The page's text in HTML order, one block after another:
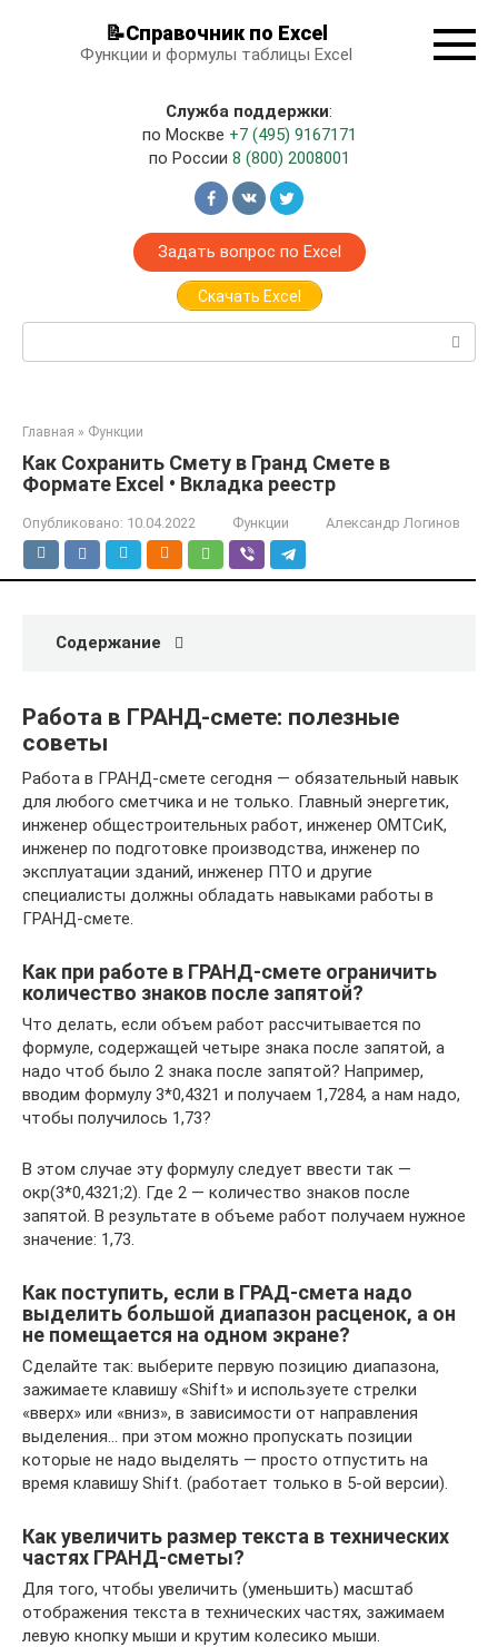
📝Справочник по Excel
Функции и формулы таблицы Excel
Служба поддержки:
по Москве +7 (495) 9167171
по России 8 (800) 2008001
Задать вопрос по Excel
Скачать Excel
Поиск:
Главная » Функции
Как Сохранить Смету в Гранд Смете в
Формате Excel • Вкладка реестр
Опубликовано: 10.04.2022 Функции Александр Логинов
Содержание
Работа в ГРАНД-смете: полезные
советы
Работа в ГРАНД-смете сегодня — обязательный навык
для любого сметчика и не только. Главный энергетик,
инженер общестроительных работ, инженер ОМТСиК,
инженер по подготовке производства, инженер по
эксплуатации зданий, инженер ПТО и другие
специалисты должны обладать навыками работы в
ГРАНД-смете.
Как при работе в ГРАНД-смете ограничить
количество знаков после запятой?
Что делать, если объем работ рассчитывается по
формуле, содержащей четыре знака после запятой, а
надо чтоб было 2 знака после запятой? Например,
вводим формулу 3*0,4321 и получаем 1,7284, а нам надо,
чтобы получилось 1,73?
В этом случае эту формулу следует ввести так —
окр(3*0,4321;2). Где 2 — количество знаков после
запятой. В результате в объеме работ получаем нужное
значение: 1,73.
Как поступить, если в ГРАД-смета надо
выделить большой диапазон расценок, а он
не помещается на одном экране?
Сделайте так: выберите первую позицию диапазона,
зажимаете клавишу «Shift» и используете стрелки
«вверх» или «вниз», в зависимости от направления
выделения… при этом можно пропускать позиции
которые не надо выделять — просто отпустить на
время клавишу Shift. (работает только в 5-ой версии).
Как увеличить размер текста в технических
частях ГРАНД-сметы?
Для того, чтобы увеличить (уменьшить) масштаб
отображения текста в технических частях, зажимаем
левую кнопку мыши и крутим колесико мыши.